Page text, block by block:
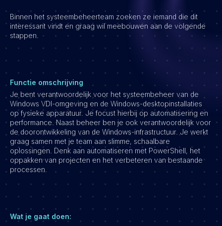
Binnen het systeembeheerteam zoeken ze iemand die dit
interessant vindt en graag wil meebouwen aan de volgende
stappen.
Functie omschrijving
Je bent verantwoordelijk voor het systeembeheer van de
Windows VDI-omgeving en de Windows-desktopinstallaties
op fysieke apparatuur. Je focust hierbij op automatisering en
performance. Naast beheer ben je ook verantwoordelijk voor
de doorontwikkeling van de Windows-infrastructuur. Je werkt
graag samen met je team aan slimme, schaalbare
oplossingen. Denk aan automatiseren met PowerShell, het
oppakken van projecten en het verbeteren van bestaande
processen.
Wat je gaat doen: